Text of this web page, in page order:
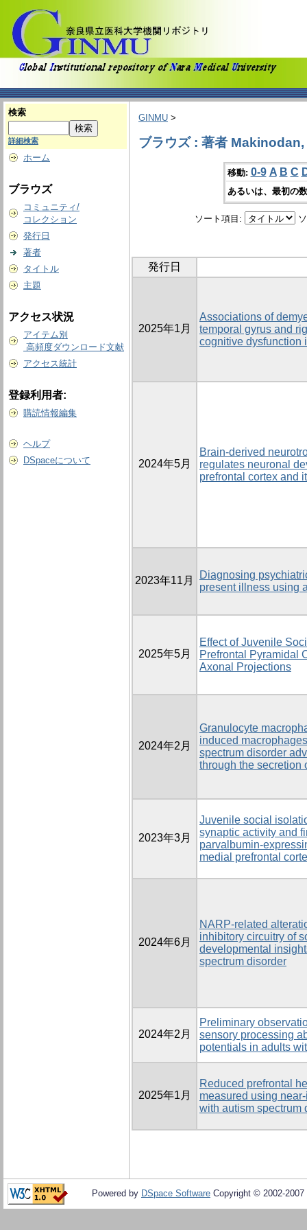
検索
詳細検索
ホーム
ブラウズ
コミュニティ/
コレクション
発行日
著者
タイトル
主題
アクセス状況
アイテム別
高頻度ダウンロード文献
アクセス統計
登録利用者:
購読情報編集
ヘルプ
DSpaceについて
GINMU >
ブラウズ : 著者
移動: 0-9 A B C
あるいは、最初の
ソート項目:
発行日
2025年1月
Associations of
temporal gyrus and
cognitive dysfunction
2024年5月
Brain-derived
regulates neuronal
prefrontal cortex and
2023年11月
Diagnosing
present illness using
2025年5月
Effect of Juvenile
Prefrontal Pyramidal
Axonal Projections
2024年2月
Granulocyte
induced
spectrum disorder
through the secretion
2023年3月
Juvenile social
synaptic activity and
parvalbumin-
medial prefrontal
2024年6月
NARP-related
inhibitory circuitry of
developmental
spectrum disorder
2024年2月
Preliminary
sensory processing
potentials in adults
2025年1月
Reduced prefrontal
measured using
with autism spectrum
Powered by DSpace Software Copyright © 2002-2007